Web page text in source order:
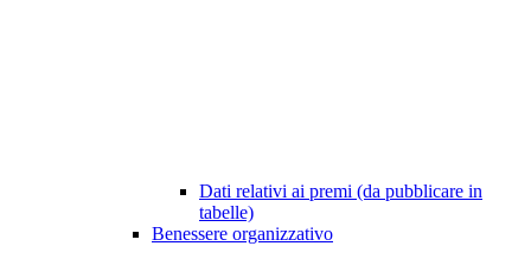
Dati relativi ai premi (da pubblicare in
tabelle)
Benessere organizzativo